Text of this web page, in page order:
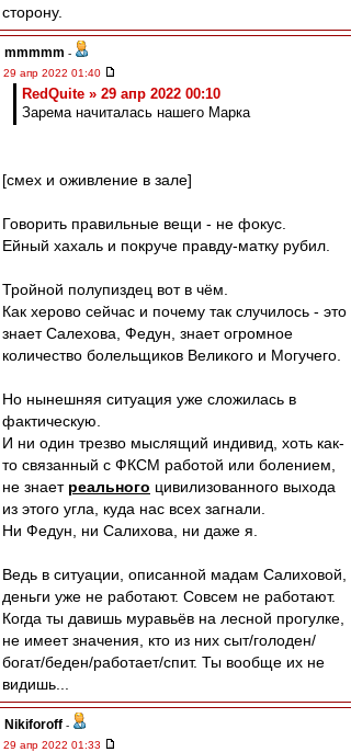
сторону.
mmmmm -
29 апр 2022 01:40
RedQuite » 29 апр 2022 00:10
Зарема начиталась нашего Марка
[смех и оживление в зале]
Говорить правильные вещи - не фокус.
Ейный хахаль и покруче правду-матку рубил.
Тройной полупиздец вот в чём.
Как херово сейчас и почему так случилось - это
знает Салехова, Федун, знает огромное
количество болельщиков Великого и Могучего.
Но нынешняя ситуация уже сложилась в
фактическую.
И ни один трезво мыслящий индивид, хоть как-
то связанный с ФКСМ работой или болением,
не знает реального цивилизованного выхода
из этого угла, куда нас всех загнали.
Ни Федун, ни Салихова, ни даже я.
Ведь в ситуации, описанной мадам Салиховой,
деньги уже не работают. Совсем не работают.
Когда ты давишь муравьёв на лесной прогулке,
не имеет значения, кто из них сыт/голоден/
богат/беден/работает/спит. Ты вообще их не
видишь...
Nikiforoff -
29 апр 2022 01:33